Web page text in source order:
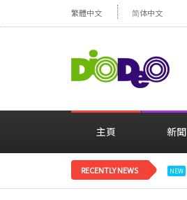
繁體中文 简体中文
主頁 新聞
RECENTLY NEWS NEW